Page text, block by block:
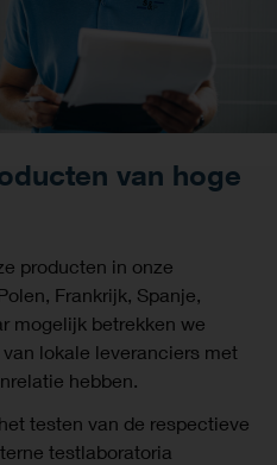
van hoge
producten in onze
Frankrijk, Spanje,
mogelijk betrekken we
lokale leveranciers met
hebben.
testen van de respectieve
testlaboratoria